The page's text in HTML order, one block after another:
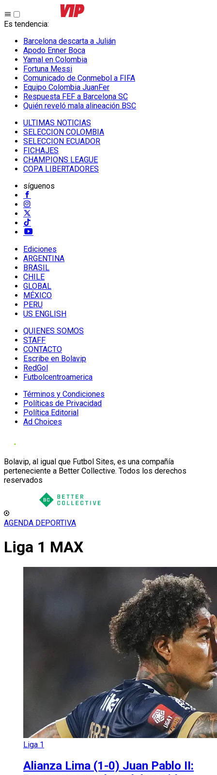
Es tendencia:
Barcelona descarta a Julián
Apodo Enner Boca
Yamal en Colombia
Fortuna Messi
Comunicado de Conmebol a FIFA
Equipo Colombia JuanFer
Respuesta FEF a Barcelona SC
Quién reveló mala alineación BSC
ULTIMAS NOTICIAS
SELECCION COLOMBIA
SELECCION ECUADOR
FICHAJES
CHAMPIONS LEAGUE
COPA LIBERTADORES
síguenos
Ediciones
ARGENTINA
BRASIL
CHILE
GLOBAL
MÉXICO
PERU
US ENGLISH
QUIENES SOMOS
STAFF
CONTACTO
Escribe en Bolavip
RedGol
Futbolcentroamerica
Términos y Condiciones
Políticas de Privacidad
Política Editorial
Ad Choices
Bolavip, al igual que Futbol Sites, es una compañía
perteneciente a Better Collective. Todos los derechos
reservados
AGENDA DEPORTIVA
Liga 1 MAX
Liga 1
Alianza Lima (1-0) Juan Pablo II: